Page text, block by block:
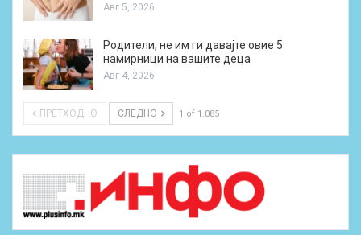
Авг 5, 2026
Родители, не им ги давајте овие 5
намирници на вашите деца
Авг 4, 2026
ПРЕТХОДНО СЛЕДНО 1 of 1.085